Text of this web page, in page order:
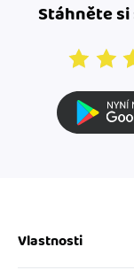
Stáhněte
Vlastnosti
Fakturační